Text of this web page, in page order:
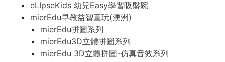
eLIpseKids 幼兒Easy學習吸盤碗
mierEdu早教益智童玩(澳洲)
mierEdu拼圖系列
mierEdu3D立體拼圖系列
mierEdu 3D立體拼圖-仿真音效系列